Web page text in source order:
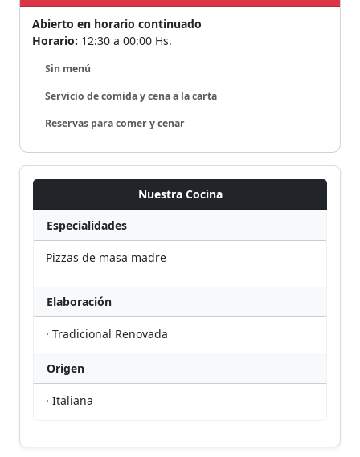
Abierto en horario continuado
Horario: 12:30 a 00:00 Hs.
Sin menú
Servicio de comida y cena a la carta
Reservas para comer y cenar
Nuestra Cocina
Especialidades
Pizzas de masa madre
Elaboración
· Tradicional Renovada
Origen
· Italiana